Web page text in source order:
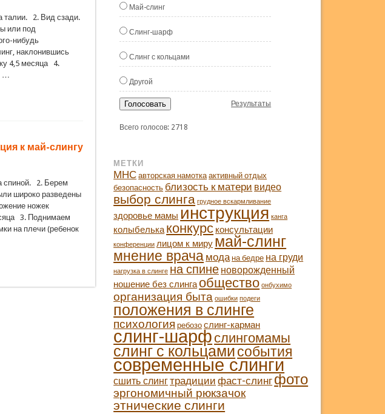
талии. 2. Вид сзади.
или под
нибудь
наклонившись
4,5 месяца 4.
…
к май-слингу
спиной. 2. Берем
широко разведены
ножек
3. Поднимаем
на плечи (ребенок
Май-слинг
Слинг-шарф
Слинг с кольцами
Другой
Голосовать Результаты
Всего голосов: 2718
МЕТКИ
МНС авторская намотка активный отдых
безопасность близость к матери видео
выбор слинга грудное вскармливание
здоровье мамы инструкция канга
колыбелька конкурс консультации
конференции лицом к миру май-слинг
мнение врача мода на бедре на груди
нагрузка в слинге на спине новорожденный
ношение без слинга общество онбухимо
организация быта ошибки подеги
положения в слинге
психология ребозо слинг-карман
слинг-шарф слингомамы
слинг с кольцамисобытия
современные слинги
сшить слингтрадиции фаст-слинг фото
эргономичный рюкзачок
этнические слинги